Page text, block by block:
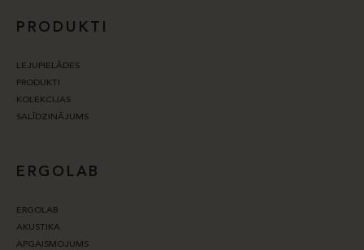
PRODUKTI
LEJUPIELĀDES
PRODUKTI
KOLEKCIJAS
SALĪDZINĀJUMS
ERGOLAB
ERGOLAB
AKUSTIKA
APGAISMOJUMS